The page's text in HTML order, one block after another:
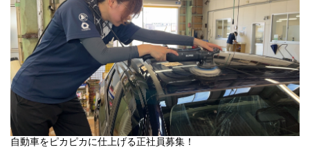
自動車の知識はもちろんメカニック知識や技術は不問！
自動車に関わる仕事の経験が
一切ない方でもメカニックの知識や技術を
ゼロから身に付けることができます。
工場で働きたい、
ものづくりの現場に興味がある、
将来的には自動車整備士に挑戦したい等
車に関わる仕事に少しでも関心があればOKです！
自動車をピカピカに仕上げる正社員募集！